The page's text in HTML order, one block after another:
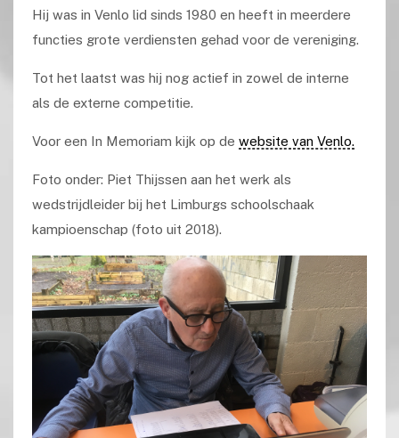
Hij was in Venlo lid sinds 1980 en heeft in meerdere
functies grote verdiensten gehad voor de vereniging.
Tot het laatst was hij nog actief in zowel de interne
als de externe competitie.
Voor een In Memoriam kijk op dewebsite van Venlo.
Foto onder: Piet Thijssen aan het werk als
wedstrijdleider bij het Limburgs schoolschaak
kampioenschap (foto uit 2018).